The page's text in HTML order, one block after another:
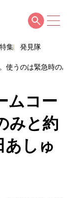
特集 発見隊
使うのは緊急時の
ムコー
みと約
あしゅ